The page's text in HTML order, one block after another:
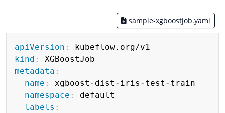
sample-xgboostjob.yaml
apiVersion :
kind :
metadata :
name : xgboost - dist - iris - test - train
namespace :
default
labels :